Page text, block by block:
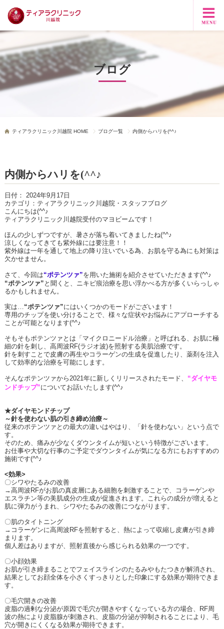
ブログ
ティアラクリニック川越院 HOME ブログ一覧 内側からハリを(^^♪
内側からハリを(^^♪
日付： 2024年9月17日
カテゴリ： ティアラクリニック川越院・スタッフブログ
こんにちは(^^♪
ティアラクリニック川越院受付のマヨビームです！
ほんの少しずつですが、暑さが落ち着いてきましたね(^^♪
涼しくなってきても紫外線には要注意！！
紫外線は一年を通して地上の降り注いでいる為、お肌を守る為にも対策は
欠かせません。
さて、今回は“ポテンツァ”を用いた施術を紹介させていただきます(^^♪
“ポテンツァ” と聞くと、ニキビ痕治療を思い浮かべる方が多くいらっしゃ
るかもしれません。
実は…“ポテンツァ”にはいくつかのモードがございます！
専用のチップを使い分けることで、様々な症状やお悩みにアプローチする
ことが可能となります(^^♪
そもそもポテンツァとは「マイクロニードル治療」と呼ばれる、お肌に極
細の針を刺し、高周波 RF(ラジオ波)を照射する美肌治療です。
針を刺すことで皮膚の再生やコラーゲンの生成を促進したり、薬剤を注入
して効率的な治療を可能にします。
そんなポテンツァから2021年に新しくリリースされたモード、 “ダイヤモ
ンドチップ”についてお話いたします(^^♪
★ダイヤモンドチップ
～針を使わない肌の引き締め治療～
従来のポテンツァとの最大の違いはやはり、「針を使わない」という点で
す。
そのため、痛みが少なくダウンタイムが短いという特徴がございます。
お仕事や大切な行事のご予定でダウンタイムが気になる方にもおすすめの
施術です(^^♪
<効果>
〇シワやたるみの改善
→高周波 RFがお肌の真皮層にある細胞を刺激することで、コラーゲンや
エスラチン等の美肌成分の生成が促進されます。これらの成分が増えると
肌に弾力がうまれ、シワやたるみの改善につながります。
〇肌のタイトニング
→コラーゲンに高周波 RFを照射すると、熱によって収縮し皮膚が引き締
まります。
個人差はありますが、照射直後から感じられる効果の一つです。
〇小顔効果
お肌が引き締まることでフェイスラインのたるみやもたつきが解消され、
結果としてお顔全体を小さくすっきりとした印象にする効果が期待できま
す。
〇毛穴開きの改善
皮脂の過剰な分泌が原因で毛穴が開きやすくなっている方の場合、
RF周
波の熱により皮脂腺が刺激され、皮脂の分泌が抑制されることにより、毛
穴が開きにくくなる効果が期待できます。